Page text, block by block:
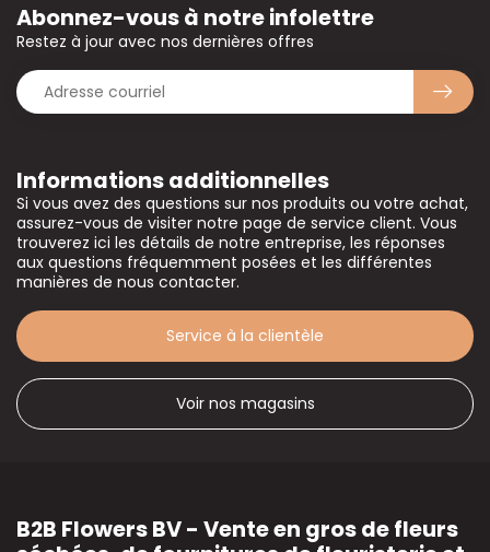
Informations additionnelles
Si vous avez des questions sur nos produits ou votre achat,
assurez-vous de visiter notre page de service client. Vous
trouverez ici les détails de notre entreprise, les réponses
aux questions fréquemment posées et les différentes
manières de nous contacter.
Service à la clientèle
Voir nos magasins
Abonnez-vous à notre infolettre
Restez à jour avec nos dernières offres
B2B Flowers BV - Vente en gros de fleurs